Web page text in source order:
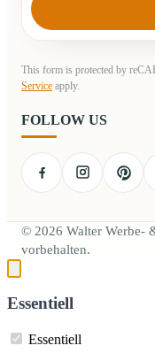
This form is protected by
Service apply.
FOLLOW US
© 2026 Walter Werbe-
vorbehalten.
Essentiell
Essentiell